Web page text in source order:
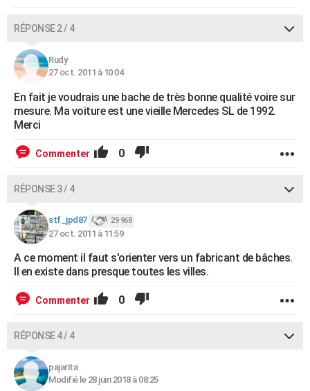
RÉPONSE 2 / 4
Rudy
27 oct. 2011 à 10:04
En fait je voudrais une bache de très bonne qualité voire sur
mesure. Ma voiture est une vieille Mercedes SL de 1992.
Merci
Commenter 0
RÉPONSE 3 / 4
stf_jpd87 29 968
27 oct. 2011 à 11:59
A ce moment il faut s'orienter vers un fabricant de bâches.
Il en existe dans presque toutes les villes.
Commenter 0
RÉPONSE 4 / 4
pajarita
Modifié le 28 juin 2018 à 08:25